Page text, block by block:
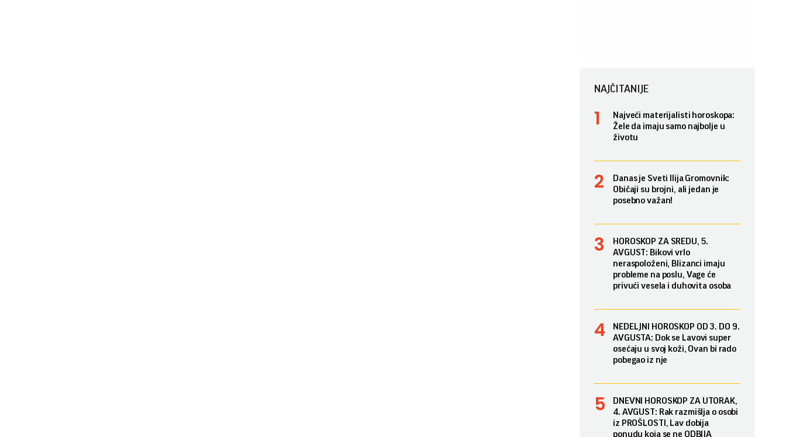
NAJČITANIJE
Najveći materijalisti horoskopa:
Žele da imaju samo najbolje u
životu
Danas je Sveti Ilija Gromovnik:
Običaji su brojni, ali jedan je
posebno važan!
HOROSKOP ZA SREDU, 5.
AVGUST: Bikovi vrlo
neraspoloženi, Blizanci imaju
probleme na poslu, Vage će
privući vesela i duhovita osoba
NEDELJNI HOROSKOP OD 3. DO 9.
AVGUSTA: Dok se Lavovi super
osećaju u svoj koži, Ovan bi rado
pobegao iz nje
DNEVNI HOROSKOP ZA UTORAK,
4. AVGUST: Rak razmišlja o osobi
iz PROŠLOSTI, Lav dobija
ponudu koja se ne ODBIJA